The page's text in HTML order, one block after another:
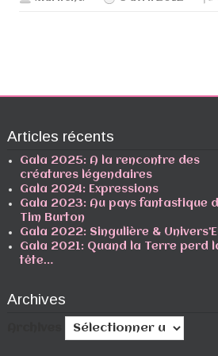
Articles récents
Gala 2025: A la rencontre des
créatures légendaires
Gala 2024: Expressions
Gala 2023: Au pays fantastique
Tim Burton
Gala 2022: Singulière &
Gala 2021: Quand la Terre perd
tête…
Archives